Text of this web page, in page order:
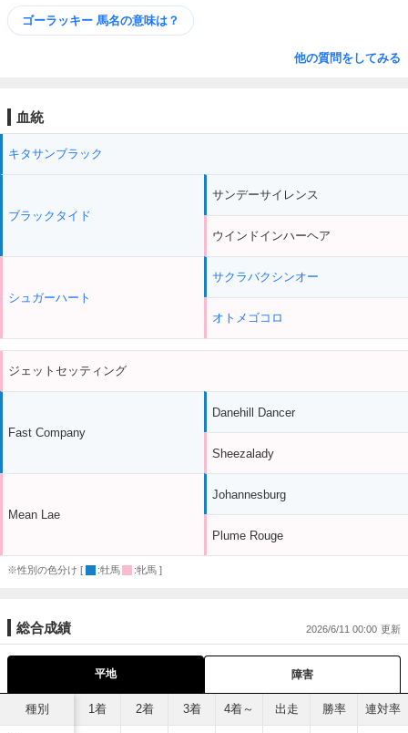
ゴーラッキー 馬名の意味は？
他の質問をしてみる
血統
キタサンブラック
ブラックタイド
シュガーハート
サンデーサイレンス
ウインドインハーヘア
サクラバクシンオー
オトメゴコロ
ジェットセッティング
Fast Company
Mean Lae
Danehill Dancer
Sheezalady
Johannesburg
Plume Rouge
※性別の色分け [ :牡馬 :牝馬 ]
総合成績 2026/6/11 00:00
平地 障害
種別 1着 2着 3着 4着～ 出走 勝率 連対率